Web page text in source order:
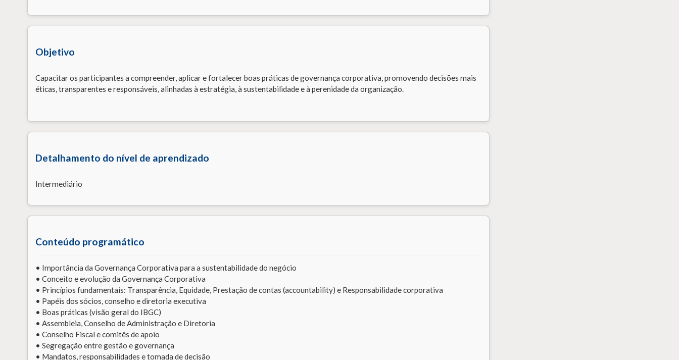
Objetivo
Capacitar os participantes a compreender, aplicar e fortalecer boas práticas de governança corporativa, promovendo decisões mais
éticas, transparentes e responsáveis, alinhadas à estratégia, à sustentabilidade e à perenidade da organização.
Detalhamento do nível de aprendizado
Intermediário
Conteúdo programático
• Importância da Governança Corporativa para a sustentabilidade do negócio
• Conceito e evolução da Governança Corporativa
• Princípios fundamentais: Transparência, Equidade, Prestação de contas (accountability) e Responsabilidade corporativa
• Papéis dos sócios, conselho e diretoria executiva
• Boas práticas (visão geral do IBGC)
• Assembleia, Conselho de Administração e Diretoria
• Conselho Fiscal e comitês de apoio
• Segregação entre gestão e governança
• Mandatos, responsabilidades e tomada de decisão